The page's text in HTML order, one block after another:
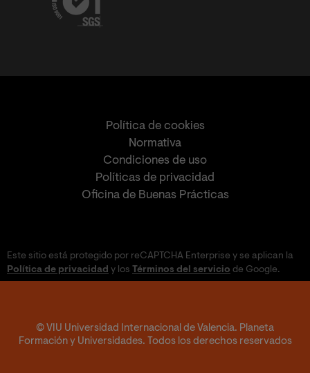
Política de cookies
Normativa
Condiciones de uso
Políticas de privacidad
Oficina de Buenas Prácticas
Este sitio está protegido por reCAPTCHA Enterprise y se aplican la
Política de privacidad y los Términos del servicio de Google.
© VIU Universidad Internacional de Valencia. Planeta
Formación y Universidades. Todos los derechos reservados